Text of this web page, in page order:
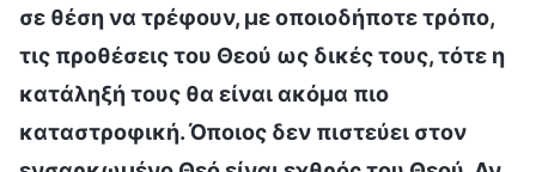
σε θέση να τρέφουν, με οποιοδήποτε τρόπο,
τις προθέσεις του Θεού ως δικές τους, τότε η
κατάληξή τους θα είναι ακόμα πιο
καταστροφική. Όποιος δεν πιστεύει στον